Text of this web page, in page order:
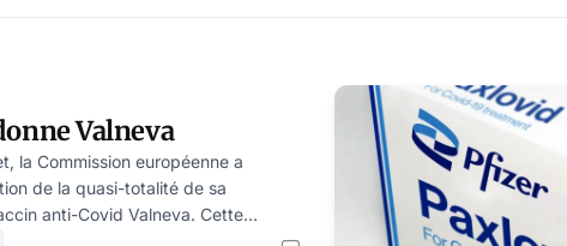
Valneva
la Commission européenne a
de la quasi-totalité de sa
anti-Covid Valneva. Cette
d’anéantir la valeur du produit et a